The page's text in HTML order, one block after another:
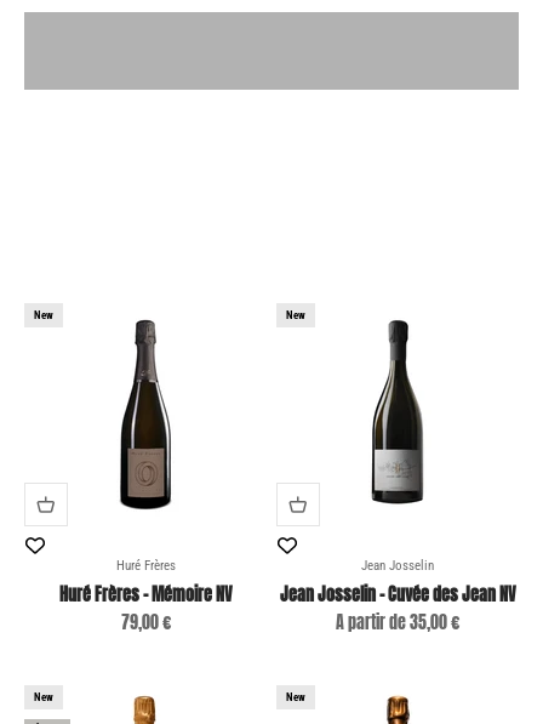
New
Huré Frères
Huré Frères - Mémoire NV
Prix de vente
79,00 €
New
Jean Josselin
Jean Josselin - Cuvée des Jean NV
Prix de vente
A partir de 35,00 €
New New